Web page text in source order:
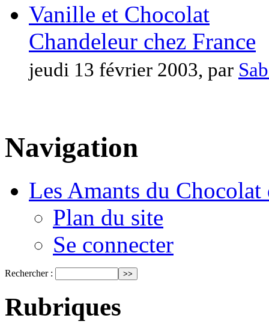
Vanille et Chocolat
Chandeleur chez France
jeudi 13 février 2003, par
Navigation
Les Amants du
Plan du site
Se connecter
Rechercher :
Rubriques